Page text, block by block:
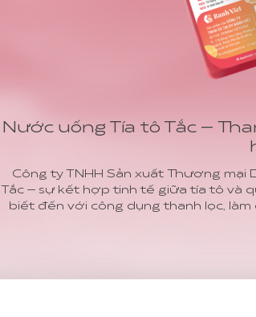
Nước uống Tía tô Tắc –
Công ty TNHH Sản xuất Thương mại
Tắc – sự kết hợp tinh tế giữa tía tô và
biết đến với công dụng thanh lọc,